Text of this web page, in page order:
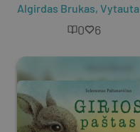
tomas
Algirdas Brukas, Vytautas Tamošiūnas
0 6